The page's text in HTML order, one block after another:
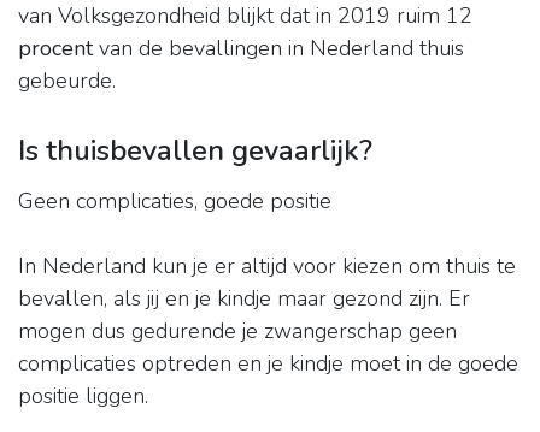
van Volksgezondheid blijkt dat in 2019 ruim 12
procentvan de bevallingen in Nederland thuis
gebeurde.
Is thuisbevallen gevaarlijk?
Geen complicaties, goede positie
In Nederland kun je er altijd voor kiezen om thuis te
bevallen, als jij en je kindje maar gezond zijn. Er
mogen dus gedurende je zwangerschap geen
complicaties optreden en je kindje moet in de goede
positie liggen.